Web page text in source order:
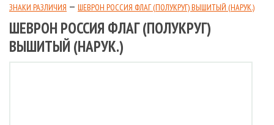
ЗНАКИ РАЗЛИЧИЯ
ШЕВРОН РОССИЯ ФЛАГ (ПОЛУКРУГ) ВЫШИТЫЙ (НАРУК.)
ШЕВРОН РОССИЯ ФЛАГ (ПОЛУКРУГ)
ВЫШИТЫЙ (НАРУК.)